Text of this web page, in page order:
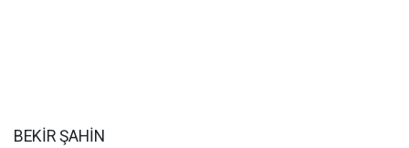
BEKİR ŞAHİN